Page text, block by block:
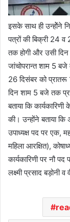
इसके साथ ही उन्होेंने
पत्रों की बिक्री 24
तक होगी और उसी
जांचोपरान्त शाम 5 बजे
26 दिसंबर को
दिन शाम 5 बजे तक
बताया कि कार्यकारिणी
की। उन्होंने बताया कि
उपाध्यक्ष पद पर एक,
महिला आरक्षित),
कार्यकारिणी पर नौ
लक्ष्मी प्रसाद बड़ोनी